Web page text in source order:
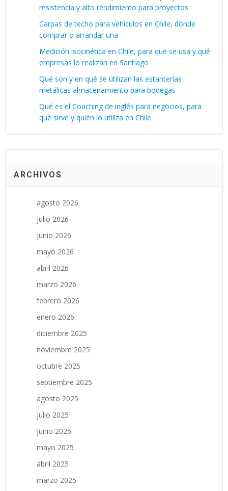
resistencia y alto rendimiento para proyectos
Carpas de techo para vehículos en Chile, dónde
comprar o arrandar una
Medición isocinética en Chile, para qué se usa y qué
empresas lo realizan en Santiago
Qué son y en qué se utilizan las estanterías
metálicas almacenamiento para bodegas
Qué es el Coaching de inglés para negocios, para
qué sirve y quién lo utiliza en Chile
ARCHIVOS
agosto 2026
julio 2026
junio 2026
mayo 2026
abril 2026
marzo 2026
febrero 2026
enero 2026
diciembre 2025
noviembre 2025
octubre 2025
septiembre 2025
agosto 2025
julio 2025
junio 2025
mayo 2025
abril 2025
marzo 2025